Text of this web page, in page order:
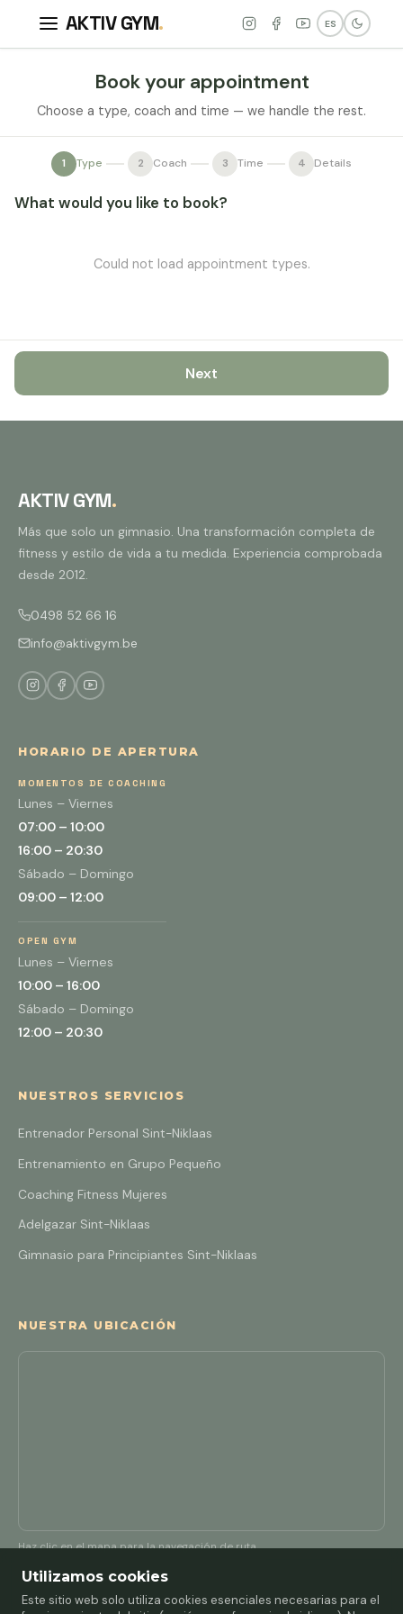
AKTIV GYM. ES
Book your appointment
Choose a type, coach and time — we handle the rest.
1 Type 2 Coach 3 Time 4 Details
What would you like to book?
Could not load appointment types.
Next
AKTIV GYM.
Más que solo un gimnasio. Una transformación completa de
fitness y estilo de vida a tu medida. Experiencia comprobada
desde 2012.
0498 52 66 16
info@aktivgym.be
HORARIO DE APERTURA
MOMENTOS DE COACHING
Lunes – Viernes
07:00 – 10:00
16:00 – 20:30
Sábado – Domingo
09:00 – 12:00
OPEN GYM
Lunes – Viernes
10:00 – 16:00
Sábado – Domingo
12:00 – 20:30
NUESTROS SERVICIOS
Entrenador Personal Sint-Niklaas
Entrenamiento en Grupo Pequeño
Coaching Fitness Mujeres
Adelgazar Sint-Niklaas
Gimnasio para Principiantes Sint-Niklaas
NUESTRA UBICACIÓN
Haz clic en el mapa para la navegación de ruta
Utilizamos cookies
Este sitio web solo utiliza cookies esenciales necesarias para el